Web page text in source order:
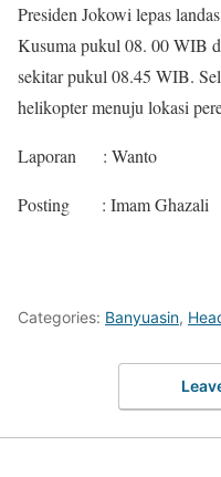
Presiden Jokowi lepas
Kusuma pukul 08. 00 WIB
sekitar pukul 08.45 WIB.
helikopter menuju lokasi
Laporan : Wanto
Posting : Imam Ghazali
Categories: Banyuasin,